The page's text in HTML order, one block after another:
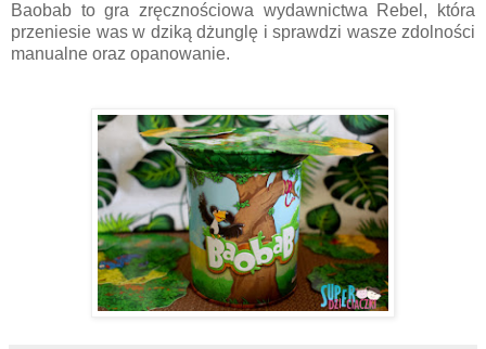
Baobab to gra zręcznościowa wydawnictwa Rebel, która
przeniesie was w dziką dżunglę i sprawdzi wasze zdolności
manualne oraz opanowanie.